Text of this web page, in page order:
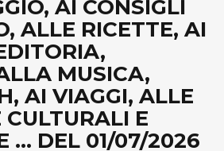
AI CONSIGLI
ALLE RICETTE, AI
MUSICA,
AI VIAGGI, ALLE
CULTURALI E
... DEL 01/07/2026